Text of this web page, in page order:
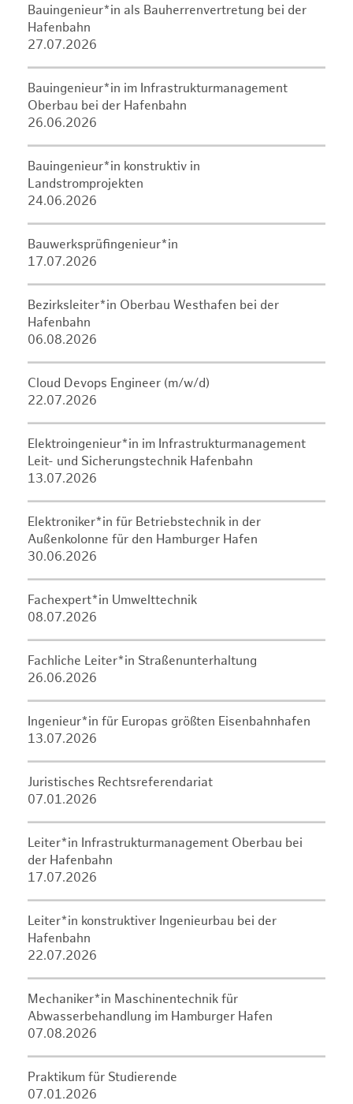
Bauingenieur*in als Bauherrenvertretung bei der
Hafenbahn
27.07.2026
Bauingenieur*in im Infrastrukturmanagement
Oberbau bei der Hafenbahn
26.06.2026
Bauingenieur*in konstruktiv in
Landstromprojekten
24.06.2026
Bauwerksprüfingenieur*in
17.07.2026
Bezirksleiter*in Oberbau Westhafen bei der
Hafenbahn
06.08.2026
Cloud Devops Engineer (m/w/d)
22.07.2026
Elektroingenieur*in im Infrastrukturmanagement
Leit- und Sicherungstechnik Hafenbahn
13.07.2026
Elektroniker*in für Betriebstechnik in der
Außenkolonne für den Hamburger Hafen
30.06.2026
Fachexpert*in Umwelttechnik
08.07.2026
Fachliche Leiter*in Straßenunterhaltung
26.06.2026
Ingenieur*in für Europas größten Eisenbahnhafen
13.07.2026
Juristisches Rechtsreferendariat
07.01.2026
Leiter*in Infrastrukturmanagement Oberbau bei
der Hafenbahn
17.07.2026
Leiter*in konstruktiver Ingenieurbau bei der
Hafenbahn
22.07.2026
Mechaniker*in Maschinentechnik für
Abwasserbehandlung im Hamburger Hafen
07.08.2026
Praktikum für Studierende
07.01.2026